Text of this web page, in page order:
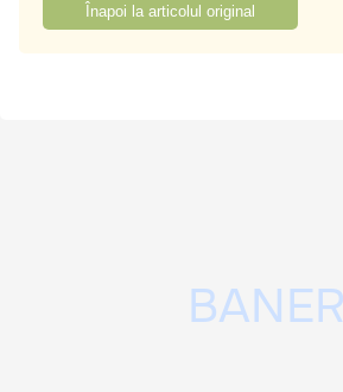
Înapoi la articolul original